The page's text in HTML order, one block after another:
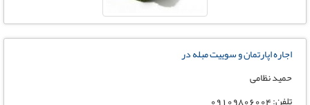
اجاره اپارتمان و سوییت مبله در
حمید نظامی
تلفن: 09109806004